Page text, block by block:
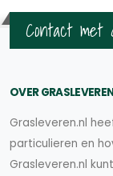
Contact met
OVER
Grasleveren.nl
particulieren en
Grasleveren.nl